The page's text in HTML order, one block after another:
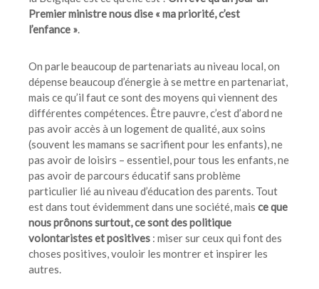
Premier ministre nous dise « ma priorité, c’est
l’enfance ».
On parle beaucoup de partenariats au niveau local, on
dépense beaucoup d’énergie à se mettre en partenariat,
mais ce qu’il faut ce sont des moyens qui viennent des
différentes compétences. Être pauvre, c’est d’abord ne
pas avoir accès à un logement de qualité, aux soins
(souvent les mamans se sacrifient pour les enfants), ne
pas avoir de loisirs – essentiel, pour tous les enfants, ne
pas avoir de parcours éducatif sans problème
particulier lié au niveau d’éducation des parents. Tout
est dans tout évidemment dans une société, mais ce que
nous prônons surtout, ce sont des politique
volontaristes et positives : miser sur ceux qui font des
choses positives, vouloir les montrer et inspirer les
autres.